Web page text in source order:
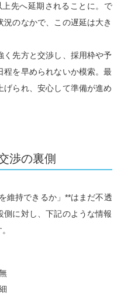
先へ延期されることに。で
のなかで、この遅延は大き
く先方と交渉し、採用枠や予
程を早められないか模索。最
られ、安心して準備が進め
渉の裏側
維持できるか」**はまだ不透
に対し、下記のような情報